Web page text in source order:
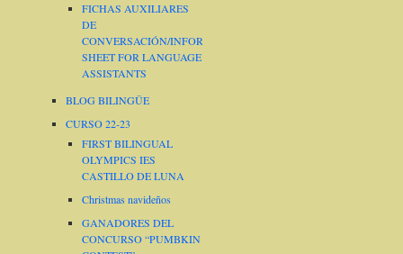
FICHAS AUXILIARES
DE
CONVERSACIÓN/INFORMATION
SHEET FOR LANGUAGE
ASSISTANTS
BLOG BILINGÜE
CURSO 22-23
FIRST BILINGUAL
OLYMPICS IES
CASTILLO DE LUNA
Christmas navideños
GANADORES DEL
CONCURSO “PUMBKIN